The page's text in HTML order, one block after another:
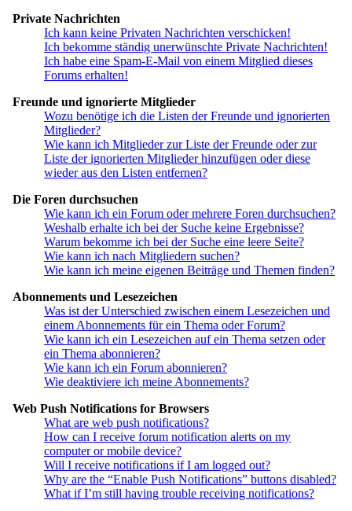
Private Nachrichten
Ich kann keine Privaten Nachrichten verschicken!
Ich bekomme ständig unerwünschte Private Nachrichten!
Ich habe eine Spam-E-Mail von einem Mitglied dieses
Forums erhalten!
Freunde und ignorierte Mitglieder
Wozu benötige ich die Listen der Freunde und ignorierten
Mitglieder?
Wie kann ich Mitglieder zur Liste der Freunde oder zur
Liste der ignorierten Mitglieder hinzufügen oder diese
wieder aus den Listen entfernen?
Die Foren durchsuchen
Wie kann ich ein Forum oder mehrere Foren durchsuchen?
Weshalb erhalte ich bei der Suche keine Ergebnisse?
Warum bekomme ich bei der Suche eine leere Seite?
Wie kann ich nach Mitgliedern suchen?
Wie kann ich meine eigenen Beiträge und Themen finden?
Abonnements und Lesezeichen
Was ist der Unterschied zwischen einem Lesezeichen und
einem Abonnements für ein Thema oder Forum?
Wie kann ich ein Lesezeichen auf ein Thema setzen oder
ein Thema abonnieren?
Wie kann ich ein Forum abonnieren?
Wie deaktiviere ich meine Abonnements?
Web Push Notifications for Browsers
What are web push notifications?
How can I receive forum notification alerts on my
computer or mobile device?
Will I receive notifications if I am logged out?
Why are the “Enable Push Notifications” buttons disabled?
What if I’m still having trouble receiving notifications?